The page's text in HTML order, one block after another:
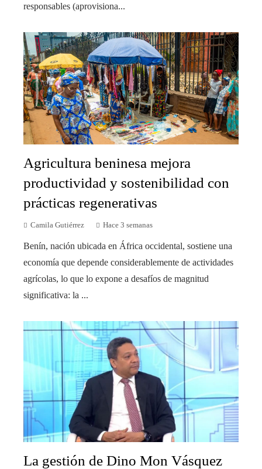
responsables (aprovisiona...
Agricultura beninesa mejora
productividad y sostenibilidad con
prácticas regenerativas
Camila Gutiérrez Hace 3 semanas
Benín, nación ubicada en África occidental, sostiene una
economía que depende considerablemente de actividades
agrícolas, lo que lo expone a desafíos de magnitud
significativa: la ...
La gestión de Dino Mon Vásquez